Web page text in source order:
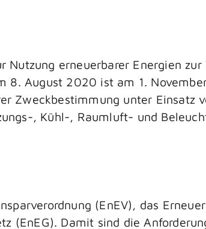
Nutzung erneuerbarer Energien
8. August 2020 ist am 1.
Zweckbestimmung unter Einsatz
, Kühl-, Raumluft- und
(EnEV), das
(EnEG). Damit sind die